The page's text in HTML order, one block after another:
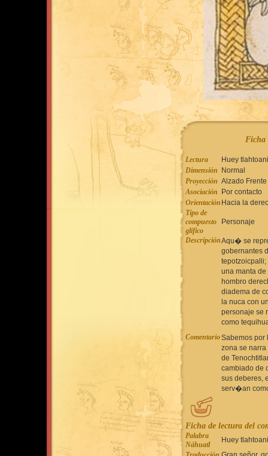
Ficha
Lectura
Huey tlahtoani
Dimensión
Normal
Proyección Alzado Frente
Asociación
Por contacto
Orientación Hacia la
Tipo de
compuesto
glífico
Personaje
DescripciónAqu� se
gobernantes
una manta
hombro
diadema de
la nuca con
personaje se
como
ComentarioSabemos por
zona se
de
cambiado de
sus deberes,
serv�an
Ficha de lectura del
Palabra
Náhuatl
Huey tlahtoani